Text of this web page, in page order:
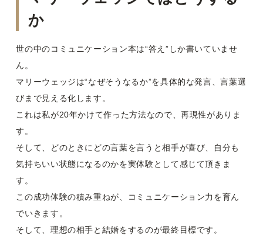
か
世の中のコミュニケーション本は“答え”しか書いていませ
ん。
マリーウェッジは“なぜそうなるか”を具体的な発言、言葉選
びまで見える化します。
これは私が20年かけて作った方法なので、再現性がありま
す。
そして、どのときにどの言葉を言うと相手が喜び、自分も
気持ちいい状態になるのかを実体験として感じて頂きま
す。
この成功体験の積み重ねが、コミュニケーション力を育ん
でいきます。
そして、理想の相手と結婚をするのが最終目標です。